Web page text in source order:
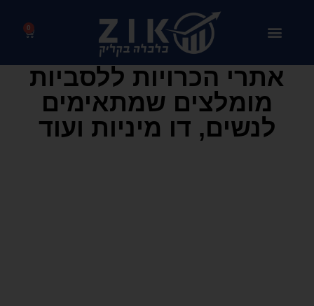
0
אתרי הכרויות ללסביות
מומלצים שמתאימים
לנשים, דו מיניות ועוד